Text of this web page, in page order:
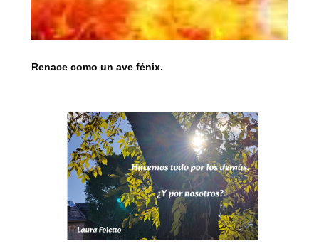
Renace como un ave fénix.